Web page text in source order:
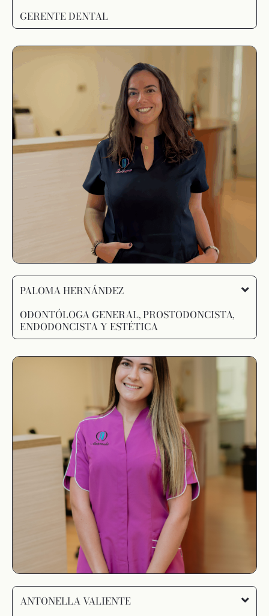
GERENTE DENTAL
PALOMA HERNÁNDEZ
ODONTÓLOGA GENERAL, PROSTODONCISTA,
ENDODONCISTA Y ESTÉTICA
ANTONELLA VALIENTE